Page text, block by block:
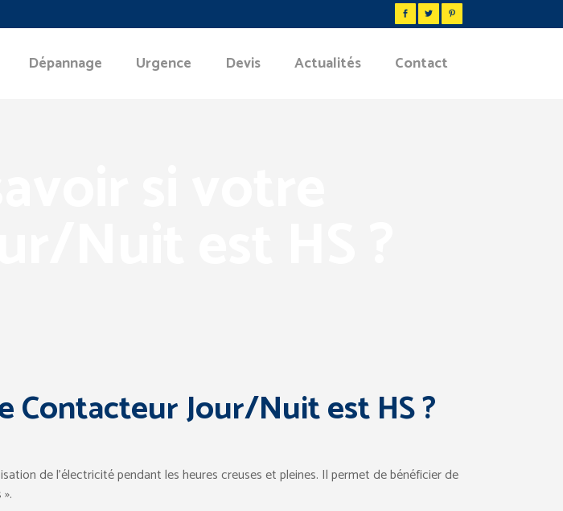
Dépannage Urgence Devis Actualités Contact
Contacteur Jour/Nuit est HS ?
de l’électricité pendant les heures creuses et pleines. Il permet de bénéficier de